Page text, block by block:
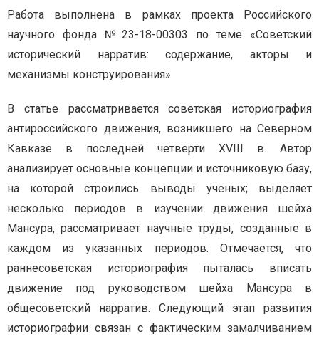
Работа выполнена в рамках проекта Российского
научного фонда №23-18-00303 по теме «Советский
исторический нарратив: содержание, акторы и
механизмы конструирования»
В статье рассматривается советская историография
антироссийского движения, возникшего на Северном
Кавказе в последней четверти XVIII в. Автор
анализирует основные концепции и источниковую базу,
на которой строились выводы ученых; выделяет
несколько периодов в изучении движения шейха
Мансура, рассматривает научные труды, созданные в
каждом из указанных периодов. Отмечается, что
раннесоветская историография пыталась вписать
движение под руководством шейха Мансура в
общесоветский нарратив. Следующий этап развития
историографии связан с фактическим замалчиванием